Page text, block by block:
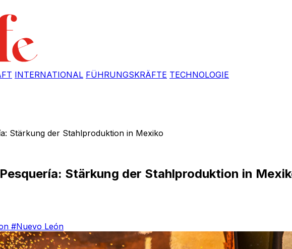
INTERNATIONAL FÜHRUNGSKRÄFTE TECHNOLOGIE
Stärkung der Stahlproduktion in Mexiko
Stärkung der Stahlproduktion in
#Nuevo León